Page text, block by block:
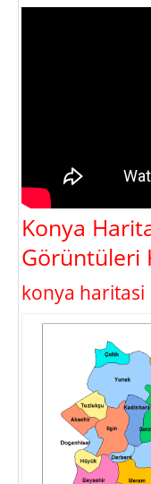
Konya
Görüntüleri
konya haritasi